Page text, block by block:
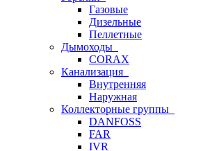
Газовые
Дизельные
Пеллетные
Дымоходы
CORAX
Канализация
Внутренняя
Наружная
Коллекторные группы
DANFOSS
FAR
IVR